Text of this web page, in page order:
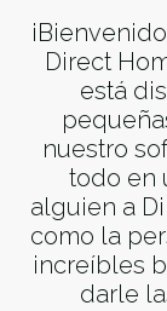
Direct
está
nuestro
todo en
alguien a
como la
increíbles
darle